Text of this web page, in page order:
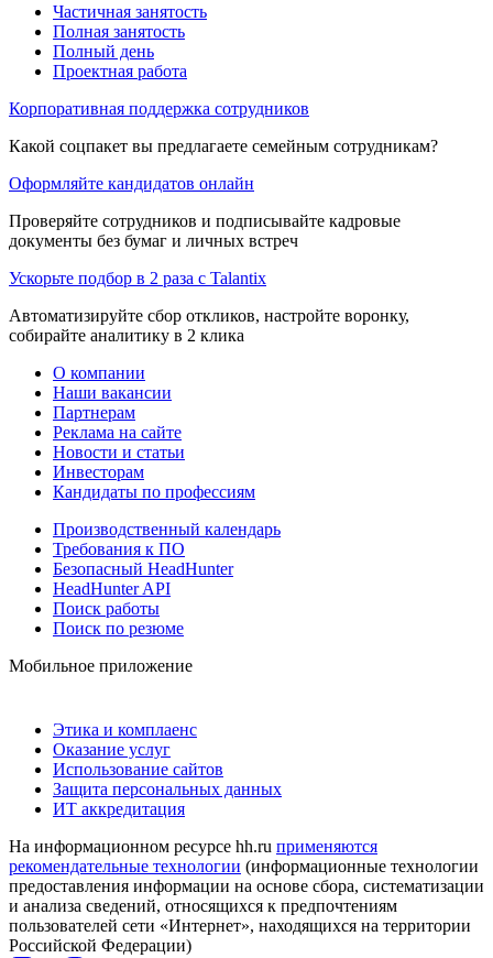
Частичная занятость
Полная занятость
Полный день
Проектная работа
Корпоративная поддержка сотрудников
Какой соцпакет вы предлагаете семейным сотрудникам?
Оформляйте кандидатов онлайн
Проверяйте сотрудников и подписывайте кадровые
документы без бумаг и личных встреч
Ускорьте подбор в 2 раза с Talantix
Автоматизируйте сбор откликов, настройте воронку,
собирайте аналитику в 2 клика
О компании
Наши вакансии
Партнерам
Реклама на сайте
Новости и статьи
Инвесторам
Кандидаты по профессиям
Производственный календарь
Требования к ПО
Безопасный HeadHunter
HeadHunter API
Поиск работы
Поиск по резюме
Мобильное приложение
Этика и комплаенс
Оказание услуг
Использование сайтов
Защита персональных данных
ИТ аккредитация
На информационном ресурсе hh.ru применяются
рекомендательные технологии (информационные технологии
предоставления информации на основе сбора, систематизации
и анализа сведений, относящихся к предпочтениям
пользователей сети «Интернет», находящихся на территории
Российской Федерации)